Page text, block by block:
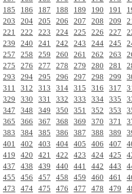
185
186 187 188 189 190 191
203
204 205 206 207 208 209
221
222 223 224 225 226 227
239
240 241 242 243 244 245
257
258 259 260 261 262 263
275
276 277 278 279 280 281
293
294 295 296 297 298 299
311
312 313 314 315 316 317
329
330 331 332 333 334 335
347
348 349 350 351 352 353
365
366 367 368 369 370 371
383
384 385 386 387 388 389
401
402 403 404 405 406 407
419
420 421 422 423 424 425
437
438 439 440 441 442 443
455
456 457 458 459 460 461
473
474 475 476 477 478 479